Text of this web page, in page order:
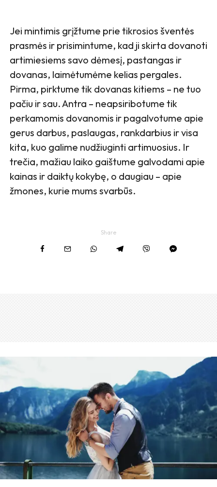
Jei mintimis grįžtume prie tikrosios šventės
prasmės ir prisimintume, kad ji skirta dovanoti
artimiesiems savo dėmesį, pastangas ir
dovanas, laimėtumėme kelias pergales.
Pirma, pirktume tik dovanas kitiems – ne tuo
pačiu ir sau. Antra – neapsiribotume tik
perkamomis dovanomis ir pagalvotume apie
gerus darbus, paslaugas, rankdarbius ir visa
kita, kuo galime nudžiuginti artimuosius. Ir
trečia, mažiau laiko gaištume galvodami apie
kainas ir daiktų kokybę, o daugiau – apie
žmones, kurie mums svarbūs.
Share